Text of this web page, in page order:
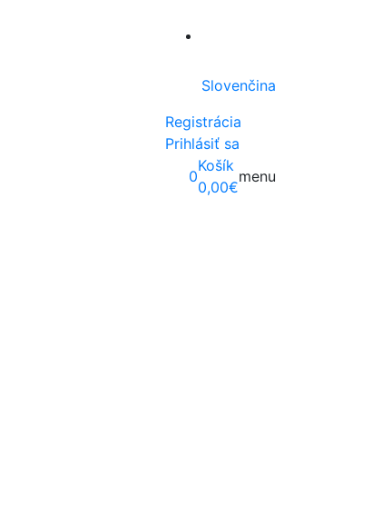
Slovenčina
Registrácia
Prihlásiť sa
0
Košík
0,00€
menu